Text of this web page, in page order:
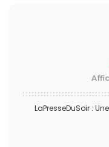
LaPresseDuSoir :